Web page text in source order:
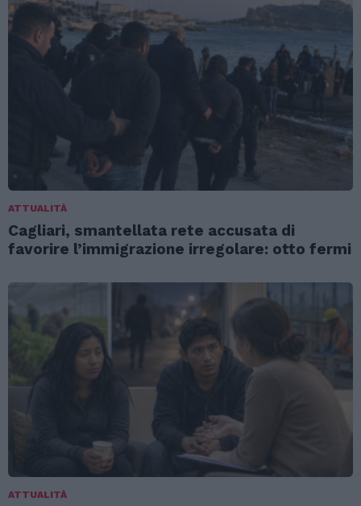
ATTUALITÀ
Cagliari, smantellata rete accusata di
favorire l’immigrazione irregolare: otto fermi
ATTUALITÀ